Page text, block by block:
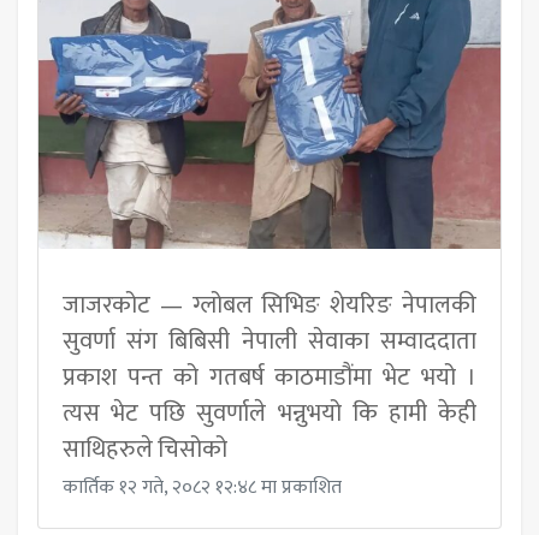
जाजरकोट — ग्लोबल सिभिङ शेयरिङ नेपालकी
सुवर्णा संग बिबिसी नेपाली सेवाका सम्वाददाता
प्रकाश पन्त को गतबर्ष काठमाडौंमा भेट भयो ।
त्यस भेट पछि सुवर्णाले भन्नुभयो कि हामी केही
साथिहरुले चिसोको
कार्तिक १२ गते, २०८२ १२:४८ मा प्रकाशित